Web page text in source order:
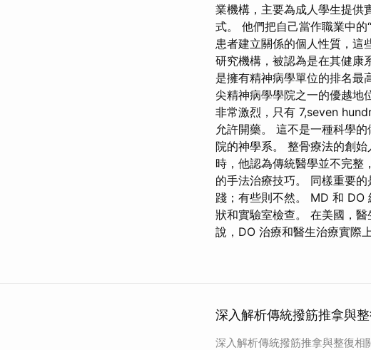
業機構，主要為成人學生提供
式。 他們把自己當作職業中
患者建立關係的個人性質，這
研究機構，被認為是在其健康
是擁有精神病學單位的排名最
尖精神病學學院之一的優越
非常激烈，只有 7,seven
允許開藥。 這不是一種科學
院的神學系。 整骨療法的創始
時，他認為傳統醫學並不完整
的手法治療技巧。 同樣重要
踐；有些則不然。 MD 和 DO
狀和實驗室檢查。 在美國，
說，DO 治療和醫生治療實際
深入解析傳統撥筋推拿與
深入解析傳統撥筋推拿與整復相